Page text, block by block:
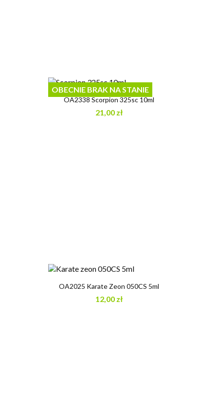
OA2338 Scorpion 325sc 10ml
21,00 zł
OBECNIE BRAK NA STANIE
OA2025 Karate Zeon 050CS 5ml
12,00 zł